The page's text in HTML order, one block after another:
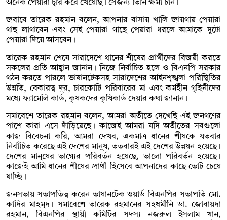
অনেক পেয়ারা চুরি করে খেয়েছি। সেজন্য তিনি ক্ষমা চান।
জবাবে তারেক রহমান বলেন, আপনার বাসায় খালি জায়গায় পেয়ারা
গাছ লাগাবেন এবং সেই পেয়ারা গাছে পেয়ারা ধরলে আমাকে দুটো
পেয়ারা দিয়ে আসবেন।
তারেক রহমান শেষে সারাদেশে ধানের শীষের প্রার্থীদের বিজয়ী করতে
সকলের প্রতি আহ্বান জানান। নিজে নির্বাচিত হলে ও বিএনপি সরকার
গঠন করতে পারলে ভাষানটেকসহ সারাদেশের আইনশৃঙ্খলা পরিস্থিতির
উন্নতি, বেকারত্ব দূর, চারকোটি পরিবারের মা এবং কর্মহীন গৃহিনীদের
মধ্যে ফ্যামেলি কার্ড, কৃষকদের কৃষিকার্ড দেয়ার কথা জানান।
সমাবেশে তারেক রহমান বলেন, আমরা অতীতে দেখেছি এই জনগণের
পাশে কারা এসে দাঁড়িয়েছে। কাজেই আমরা যদি অতীতের সবগুলো
কাজ বিবেচনা করি, আমরা দেখব, একমাত্র ধানের শীষকে যতবার
নির্বাচিত করেছে এই দেশের মানুষ, ততবারই এই দেশের উন্নয়ন হয়েছে।
দেশের মানুষের ভাগ্যের পরিবর্তন হয়েছে, ভালো পরিবর্তন হয়েছে।
কাজেই আমি ধানের শীষের প্রার্থী হিসেবে আপনাদের কাছে ভোট চেয়ে
যাচ্ছি।
জনসভায় সভাপতিত্ব করেন ভাষানটেক ওয়ার্ড বিএনপির সভাপতি মো.
কাদির মাহমুদ। সমাবেশে তারেক রহমানের সহধর্মীনি ডা. জোবায়দা
রহমান, বিএনপির স্থায়ী কমিটির সদস্য নজরুল ইসলাম খান,